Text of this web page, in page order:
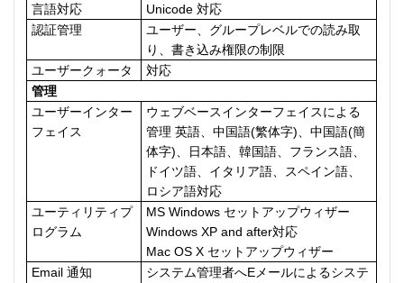
言語対応
Unicode 対応
認証管理
ユーザー、グループレベルでの読み取
り、書き込み権限の制限
ユーザークォータ
対応
管理
ユーザーインター
フェイス
ウェブベースインターフェイスによる
管理 英語、中国語(繁体字)、中国語(簡
体字)、日本語、韓国語、フランス語、
ドイツ語、イタリア語、スペイン語、
ロシア語対応
ユーティリティプ
ログラム
MS Windows セットアップウィザー
Windows XP and after対応
Mac OS X セットアップウィザー
Email 通知
システム管理者へEメールによるシステ